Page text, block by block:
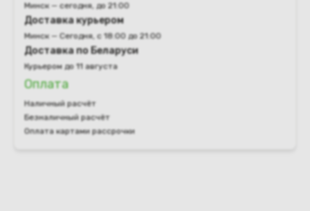
Минск — сегодня, до 21:00
Доставка курьером
Минск — Сегодня, с 18:00 до 21:00
Доставка по Беларуси
Курьером до 11 августа
Оплата
Наличный расчёт
Безналичный расчёт
Оплата картами рассрочки